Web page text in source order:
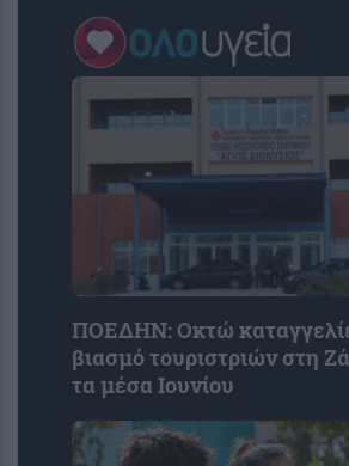
ΠΟΕΔΗΝ: Οκτώ
βιασμό τουριστριών στη
τα μέσα Ιουνίου